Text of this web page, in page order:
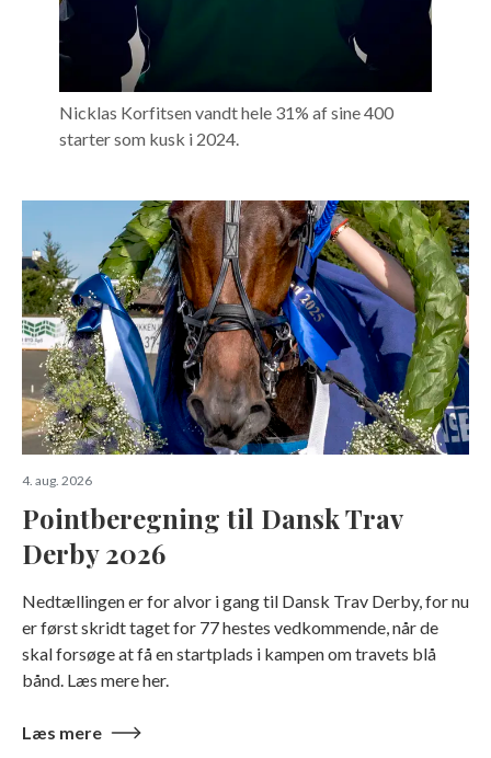
Nicklas Korfitsen vandt hele 31% af sine 400
starter som kusk i 2024.
4. aug. 2026
Pointberegning til Dansk Trav
Derby 2026
Nedtællingen er for alvor i gang til Dansk Trav Derby, for nu
er først skridt taget for 77 hestes vedkommende, når de
skal forsøge at få en startplads i kampen om travets blå
bånd. Læs mere her.
Læs mere